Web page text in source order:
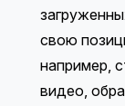
свою
например,
видео,